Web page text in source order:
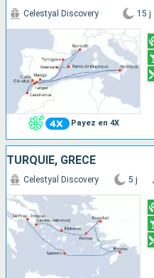
Payez en 4X
Celestyal Discovery 15 j
TURQUIE, GRÈCE
Celestyal Discovery 5 j